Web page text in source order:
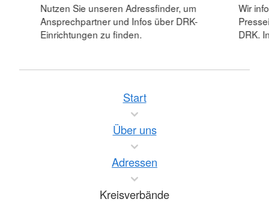
Nutzen Sie unseren Adressfinder, um
Ansprechpartner und Infos über DRK-
Einrichtungen zu finden.
Wir
DRK.
Start
Über uns
Adressen
Kreisverbände